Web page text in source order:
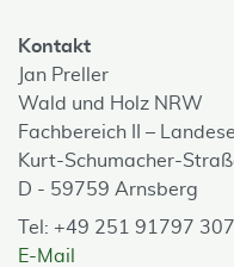
Kontakt
Jan Preller
Wald und Holz NRW
Fachbereich II –
Kurt-Schumacher-
D - 59759 Arnsberg
Tel: +49 251 91797 307
E-Mail